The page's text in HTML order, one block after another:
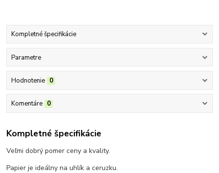
Kompletné špecifikácie
Parametre
Hodnotenie 0
Komentáre 0
Kompletné špecifikácie
Veľmi dobrý pomer ceny a kvality.
Papier je ideálny na uhlík a ceruzku.